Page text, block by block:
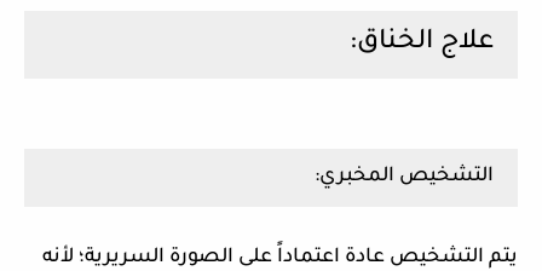
علاج الخناق:
التشخيص المخبري:
يتم التشخيص عادة اعتماداً على الصورة السريرية؛ لأنه